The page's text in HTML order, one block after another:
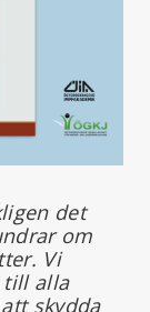
det
om
Vi
till alla
skydda